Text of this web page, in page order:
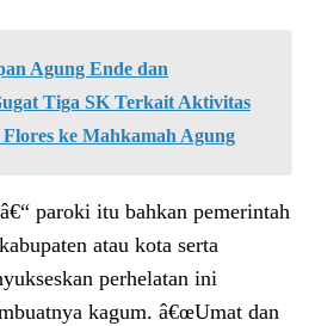
Agung Ende dan
Tiga SK Terkait Aktivitas
ke Mahkamah Agung
paroki itu bahkan pemerintah
atau kota serta
perhelatan ini
kagum. â€œUmat dan